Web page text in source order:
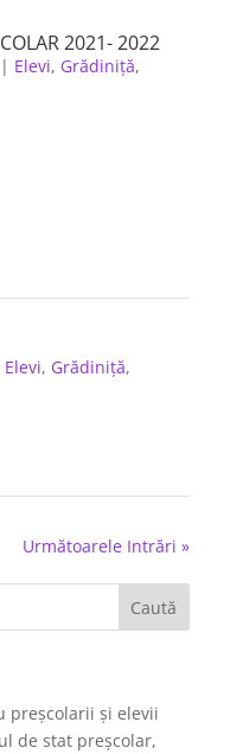
2021- 2022
| Elevi, Grădiniță,
Elevi, Grădiniță,
Următoarele Intrări »
preșcolarii și elevii
de stat preșcolar,